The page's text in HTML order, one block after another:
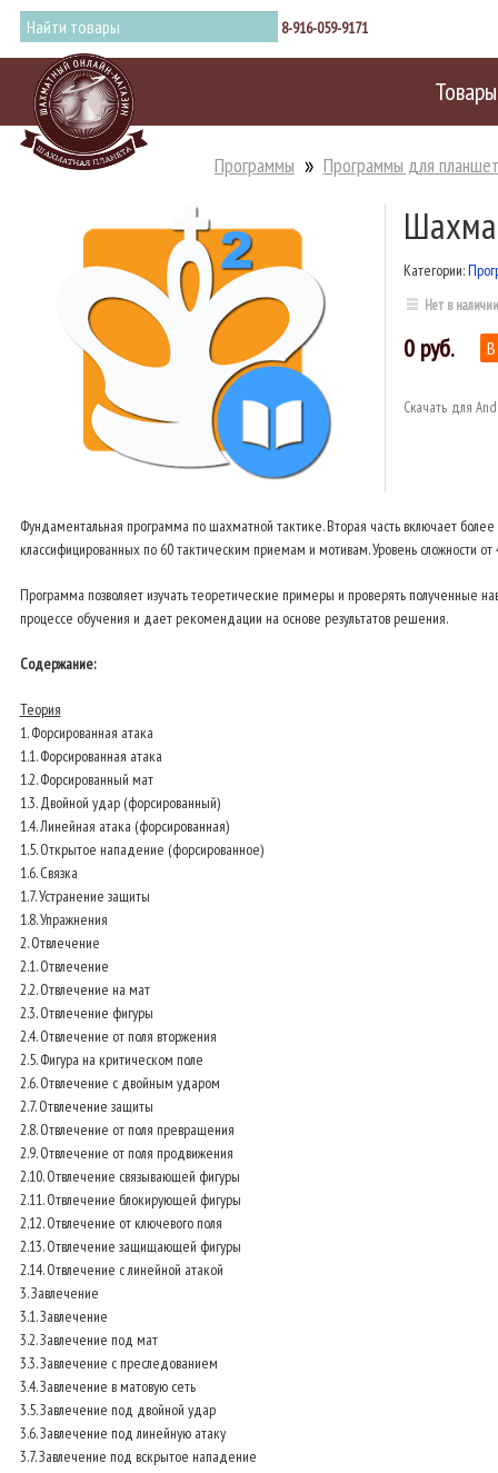
8-916-059-9171
Товары
Программы Программы для
Категории:
Нет в наличии
0
Скачать для
Фундаментальная программа по шахматной тактике. Вторая часть включает
классифицированных по 60 тактическим приемам и мотивам. Уровень сложности
Программа позволяет изучать теоретические примеры и проверять полученные
процессе обучения и дает рекомендации на основе результатов решения.
Содержание:
Теория
1. Форсированная атака
1.1. Форсированная атака
1.2. Форсированный мат
1.3. Двойной удар (форсированный)
1.4. Линейная атака (форсированная)
1.5. Открытое нападение (форсированное)
1.6. Связка
1.7. Устранение защиты
1.8. Упражнения
2. Отвлечение
2.1. Отвлечение
2.2. Отвлечение на мат
2.3. Отвлечение фигуры
2.4. Отвлечение от поля вторжения
2.5. Фигура на критическом поле
2.6. Отвлечение с двойным ударом
2.7. Отвлечение защиты
2.8. Отвлечение от поля превращения
2.9. Отвлечение от поля продвижения
2.10. Отвлечение связывающей фигуры
2.11. Отвлечение блокирующей фигуры
2.12. Отвлечение от ключевого поля
2.13. Отвлечение защищающей фигуры
2.14. Отвлечение с линейной атакой
3. Завлечение
3.1. Завлечение
3.2. Завлечение под мат
3.3. Завлечение с преследованием
3.4. Завлечение в матовую сеть
3.5. Завлечение под двойной удар
3.6. Завлечение под линейную атаку
3.7. Завлечение под вскрытое нападение